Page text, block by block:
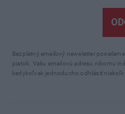
Bezplatný emailový newsletter
piatok. Vašu emailovú adresu nikomu
kedykoľvek jednoducho odhlásiť